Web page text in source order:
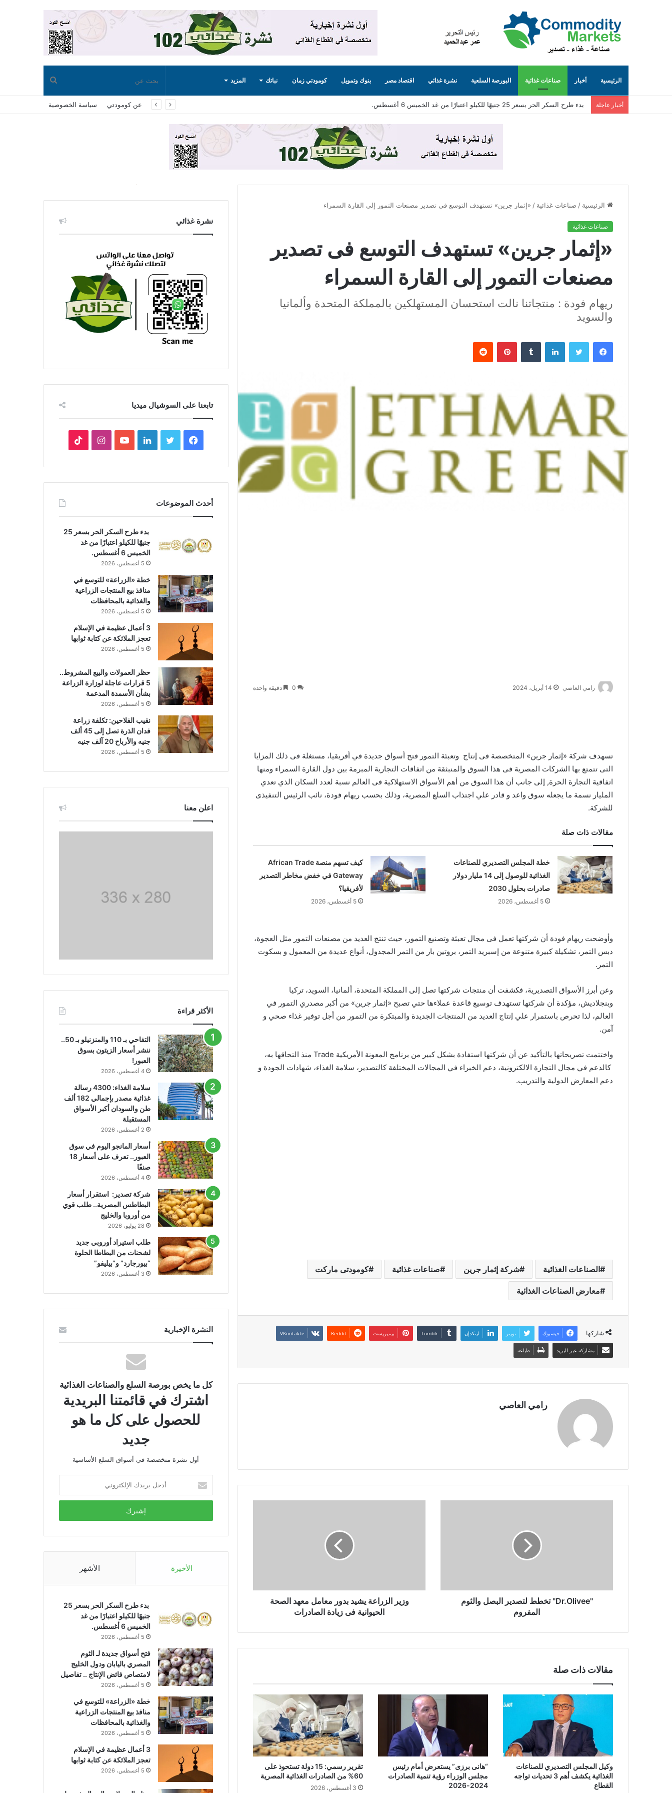
الرئيسية أخبار صناعات غذائية البورصة السلعية نشرة غذائي اقتصاد مصر بنوك وتمويل كومودتي زمان نباتك المزيد بحث
عن
أخبار عاجلة بدء طرح السكر الحر بسعر 25 جنيهًا للكيلو اعتبارًا من غد الخميس 6 أغسطس. عن كومودتي سياسة الخصوصية
الرئيسية / صناعات غذائية / «إثمار جرين» تستهدف التوسع فى تصدير مصنعات التمور إلى القارة السمراء
صناعات غذائية
«إثمار جرين» تستهدف التوسع فى تصدير
مصنعات التمور إلى القارة السمراء
ريهام فودة : منتجاتنا نالت استحسان المستهلكين بالمملكة المتحدة وألمانيا
والسويد
فيسبوك تويتر لينكدإن بينتيريست
رامي العاصي 14 أبريل، 2024 0 دقيقة واحدة
تسهدف شركة «إثمار جرين» المتخصصة فى إنتاج وتعبئة التمور فتح أسواق جديدة في أفريقيا، مستغلة فى ذلك المزايا
التى تتمتع بها الشركات المصرية فى هذا السوق والمنبثقة من اتفاقات التجارية المبرمة بين دول القارة السمراء ومنها
اتفاقية التجارة الحرة, إلى جانب أن هذا السوق من أهم الأسواق الاستهلاكية فى العالم نسبة لعدد السكان الذي تعدي
المليار نسمة ما يجعله سوق واعد و قادر علي اجتذاب السلع المصرية، وذلك بحسب ريهام فودة، نائب الرئيس التنفيذى
للشركة.
مقالات ذات صلة
خطة المجلس التصديري للصناعات
الغذائية للوصول إلى 14 مليار دولار
صادرات بحلول 2030
5 أغسطس، 2026
كيف تسهم منصة African Trade
Gateway في خفض مخاطر التصدير
لأفريقيا؟
5 أغسطس، 2026
وأوضحت ريهام فودة أن شركتها تعمل فى مجال تعبئة وتصنيع التمور، حيث تنتج العديد من مصنعات التمور مثل العجوة،
دبس التمر، تشكيلة كبيرة متنوعة من إسبريد التمر، بروتين بار من التمر المجدول، أنواع عديدة من المعمول و بسكوت
التمر.
وعن أبرز الأسواق التصديرية، فكشفت أن منتجات شركتها تصل إلى المملكة المتحدة، ألمانيا، السويد، تركيا
وبنجلاديش، مؤكدة أن شركتها تستهدف توسيع قاعدة عملاءها حتي تصبح «إثمار جرين» من أكبر مصدري التمور في
العالم، لذا تحرص باستمرار علي إنتاج العديد من المنتجات الجديدة والمبتكرة من التمور من أجل توفير غذاء صحي و
آمن.
واختتمت تصريحاتها بالتأكيد عن أن شركتها استفادة بشكل كبير من برنامج المعونة الأمريكية Trade منذ التحاقها به،
كالدعم في مجال التجارة الالكترونية، دعم الخبراء في المجالات المختلفة كالتصدير، سلامة الغذاء، شهادات الجودة و
دعم المعارض الدولية والتدريب.
الصناعات الغذائية شركة إثمار جرين صناعات غذائية كومودتى ماركت
معارض الصناعات الغذائية
شاركها فيسبوك تويتر لينكدإن بينتيريست
مشاركة عبر البريد طباعة
رامي العاصي
"Dr.Olivee" تخطط لتصدير البصل والثوم
المفروم
وزير الزراعة يشيد بدور معامل معهد الصحة
الحيوانية فى زيادة الصادرات
مقالات ذات صلة
وكيل المجلس التصديري للصناعات
الغذائية يكشف أهم 3 تحديات تواجه
القطاع
“هانى برزى” يستعرض أمام رئيس
مجلس الوزراء رؤية تنمية الصادرات
2024-2026
تقرير رسمي: 15 دولة تستحوذ على
60% من الصادرات الغذائية المصرية
3 أغسطس، 2026
نشرة غذائي
تابعنا على السوشيال ميديا
فيسبوكتويتر لينكدإنيوتيوبانستقرام
أحدث الموضوعات
بدء طرح السكر الحر بسعر 25
جنيهًا للكيلو اعتبارًا من غد
الخميس 6 أغسطس.
5 أغسطس، 2026
خطة «الزراعة» للتوسع في
منافذ بيع المنتجات الزراعية
والغذائية بالمحافظات
5 أغسطس، 2026
3 أعمال عظيمة في الإسلام
تعجز الملائكة عن كتابة ثوابها
5 أغسطس، 2026
حظر العمولات والبيع المشروط..
5 قرارات عاجلة لوزارة الزراعة
بشأن الأسمدة المدعمة
5 أغسطس، 2026
نقيب الفلاحين: تكلفة زراعة
فدان الذرة تصل إلى 45 ألف
جنيه والأرباح 20 آلف جنيه
5 أغسطس، 2026
اعلن معنا
الأكثر قراءة
التفاحي بـ 110 والمنزنيلو بـ 50..
ننشر أسعار الزيتون بسوق
العبور!
4 أغسطس، 2026
سلامة الغذاء: 4300 رسالة
غذائية مصدر بإجمالي 182 ألف
طن والسودان أكبر الأسواق
المستقبلة
2 أغسطس، 2026
أسعار المانجو اليوم في سوق
العبور.. تعرف على أسعار 18
صنفًا
4 أغسطس، 2026
شركة تصدير: استقرار أسعار
البطاطس المصرية.. طلب قوي
من أوروبا والخليج
28 يوليو، 2026
طلب استيراد أوروبي جديد
لشحنات من البطاطا الحلوة
“بيورجارد” و”بيليفو”
3 أغسطس، 2026
النشرة الإخبارية
كل ما يخص بورصة السلع والصناعات الغذائية
اشترك في قائمتنا البريدية
للحصول على كل ما هو
جديد
أول نشرة متخصصة في أسواق السلع الأساسية
بريدك
الإلكتروني
الأخيرة الأشهر
بدء طرح السكر الحر بسعر 25
جنيهًا للكيلو اعتبارًا من غد
الخميس 6 أغسطس.
5 أغسطس، 2026
فتح أسواق جديدة لـ الثوم
المصري باليابان ودول الخليج
لامتصاص فائض الإنتاج .. تفاصيل
5 أغسطس، 2026
خطة «الزراعة» للتوسع في
منافذ بيع المنتجات الزراعية
والغذائية بالمحافظات
5 أغسطس، 2026
3 أعمال عظيمة في الإسلام
تعجز الملائكة عن كتابة ثوابها
5 أغسطس، 2026